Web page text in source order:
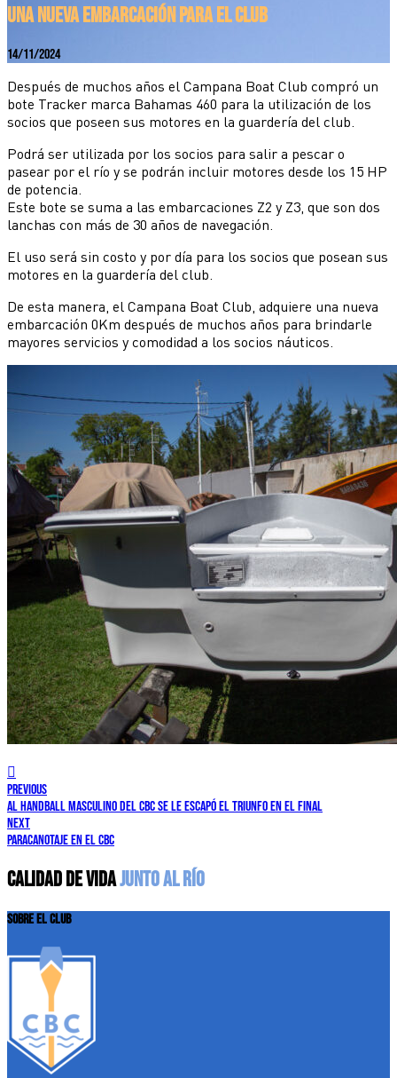
UNA NUEVA EMBARCACIÓN PARA EL CLUB
14/11/2024
Después de muchos años el Campana Boat Club compró un
bote Tracker marca Bahamas 460 para la utilización de los
socios que poseen sus motores en la guardería del club.
Podrá ser utilizada por los socios para salir a pescar o
pasear por el río y se podrán incluir motores desde los 15 HP
de potencia.
Este bote se suma a las embarcaciones Z2 y Z3, que son dos
lanchas con más de 30 años de navegación.
El uso será sin costo y por día para los socios que posean sus
motores en la guardería del club.
De esta manera, el Campana Boat Club, adquiere una nueva
embarcación 0Km después de muchos años para brindarle
mayores servicios y comodidad a los socios náuticos.
previous
AL HANDBALL MASCULINO DEL CBC SE LE ESCAPÓ EL TRIUNFO EN EL FINAL
next
PARACANOTAJE EN EL CBC
CALIDAD DE VIDAJUNTO AL RÍO
SOBRE EL CLUB